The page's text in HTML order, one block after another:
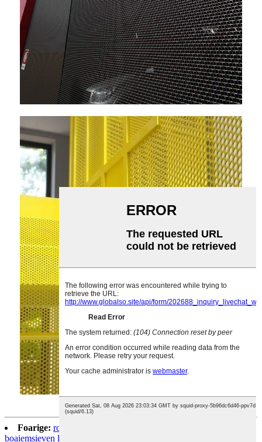
Foarige: roestfrij stiel standert foar laboratoarium testen fan
boaiemsieven laboratoariumtestsief 400mm roestfrij stiel